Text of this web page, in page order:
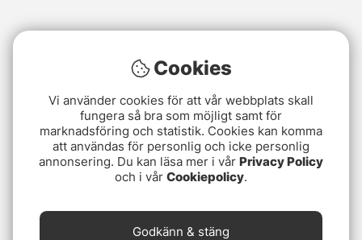
Cookies
Vi använder cookies för att vår webbplats skall
fungera så bra som möjligt samt för
marknadsföring och statistik. Cookies kan komma
att användas för personlig och icke personlig
annonsering. Du kan läsa mer i vår Privacy Policy
och i vår Cookiepolicy.
Godkänn & stäng